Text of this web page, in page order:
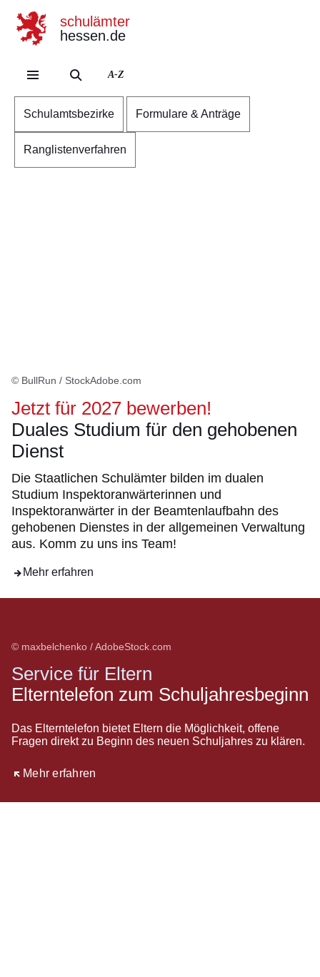
schulämter
hessen.de
A-Z
Schulamtsbezirke Formulare & Anträge
Ranglistenverfahren
© BullRun / StockAdobe.com
Jetzt für 2027 bewerben!
Duales Studium für den gehobenen
Dienst
Die Staatlichen Schulämter bilden im dualen
Studium Inspektoranwärterinnen und
Inspektoranwärter in der Beamtenlaufbahn des
gehobenen Dienstes in der allgemeinen Verwaltung
aus. Komm zu uns ins Team!
Mehr erfahren
© maxbelchenko / AdobeStock.com
Service für Eltern
Elterntelefon zum Schuljahresbeginn
Das Elterntelefon bietet Eltern die Möglichkeit, offene
Fragen direkt zu Beginn des neuen Schuljahres zu klären.
Mehr erfahren
Öffnet sich in einem neuen Fenster